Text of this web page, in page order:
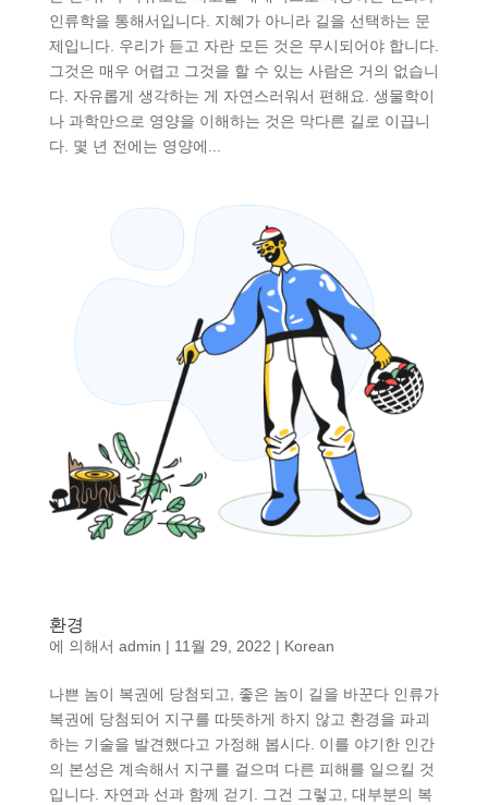
인류학을 통해서입니다. 지혜가 아니라 길을 선택하는 문
제입니다. 우리가 듣고 자란 모든 것은 무시되어야 합니다.
그것은 매우 어렵고 그것을 할 수 있는 사람은 거의 없습니
다. 자유롭게 생각하는 게 자연스러워서 편해요. 생물학이
나 과학만으로 영양을 이해하는 것은 막다른 길로 이끕니
다. 몇 년 전에는 영양에...
환경
에 의해서 admin | 11월 29, 2022 | Korean
나쁜 놈이 복권에 당첨되고, 좋은 놈이 길을 바꾼다 인류가
복권에 당첨되어 지구를 따뜻하게 하지 않고 환경을 파괴
하는 기술을 발견했다고 가정해 봅시다. 이를 야기한 인간
의 본성은 계속해서 지구를 걸으며 다른 피해를 일으킬 것
입니다. 자연과 선과 함께 걷기. 그건 그렇고, 대부분의 복